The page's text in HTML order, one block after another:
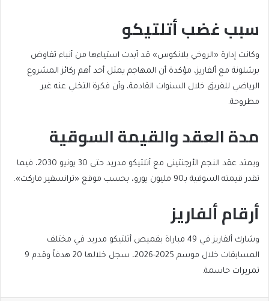
سبب غضب أتلتيكو
وكانت إدارة «الروخي بلانكوس» قد أبدت استياءها من أنباء تفاوض
برشلونة مع ألفاريز، مؤكدة أن المهاجم يمثل أحد أهم ركائز المشروع
الرياضي للفريق خلال السنوات القادمة، وأن فكرة التخلي عنه غير
مطروحة.
مدة العقد والقيمة السوقية
ويمتد عقد النجم الأرجنتيني مع أتلتيكو مدريد حتى 30 يونيو 2030، فيما
تقدر قيمته السوقية بـ90 مليون يورو، بحسب موقع «ترانسفير ماركت».
أرقام ألفاريز
وشارك ألفاريز في 49 مباراة بقميص أتلتيكو مدريد في مختلف
المسابقات خلال موسم 2025-2026، سجل خلالها 20 هدفاً وقدم 9
تمريرات حاسمة.